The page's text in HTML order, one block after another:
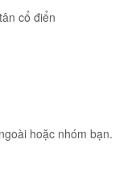
cổ điển
hoặc nhóm bạn.